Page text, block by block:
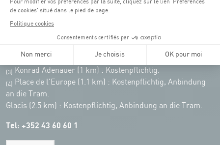
Parken für Coque Kunden
(ausser bei Veranstaltungen)
An Veranstaltungstagen in der Coque stehen nur begrenzt Parkplätze zur
Verfügung. Bitte nutzen Sie nach Möglichkeit die öffentlichen Verkehrsmittel.
Erasme (150m) : Kostenpflichtig.
(3) Konrad Adenauer (1 km) : Kostenpflichtig.
(4)
Place de l'Europe (1.1 km) : Kostenpflichtig, Anbindung
an die Tram.
Glacis (2.5 km) : Kostenpflichtig, Anbindung an die Tram.
Tel: +352 43 60 60 1